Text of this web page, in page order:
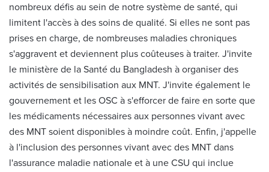
nombreux défis au sein de notre système de santé, qui
limitent l'accès à des soins de qualité. Si elles ne sont pas
prises en charge, de nombreuses maladies chroniques
s'aggravent et deviennent plus coûteuses à traiter. J'invite
le ministère de la Santé du Bangladesh à organiser des
activités de sensibilisation aux MNT. J'invite également le
gouvernement et les OSC à s'efforcer de faire en sorte que
les médicaments nécessaires aux personnes vivant avec
des MNT soient disponibles à moindre coût. Enfin, j'appelle
à l'inclusion des personnes vivant avec des MNT dans
l'assurance maladie nationale et à une CSU qui inclue